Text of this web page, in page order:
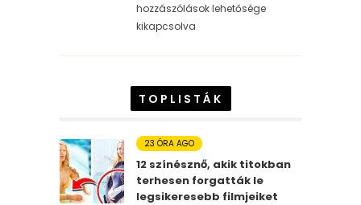
hozzászólások lehetősége
kikapcsolva
TOPLISTÁK
23 ÓRA AGO
12 színésznő, akik titokban
terhesen forgatták le
legsikeresebb filmjeiket